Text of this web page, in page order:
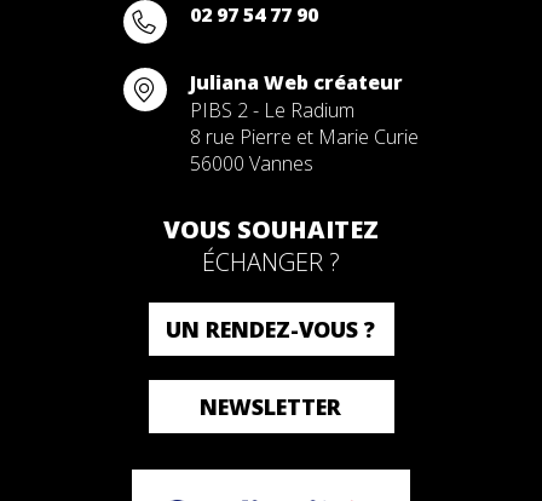
02 97 54 77 90
Juliana Web créateur
PIBS 2 - Le Radium
8 rue Pierre et Marie Curie
56000 Vannes
VOUS SOUHAITEZ
ÉCHANGER ?
UN RENDEZ-VOUS ?
NEWSLETTER